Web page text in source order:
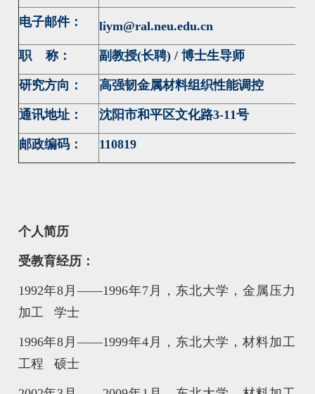
电子邮件： liym@ral.neu.edu.cn
职 称： 副教授(长聘) / 博士生导师
研究方向： 高强韧金属材料组织性能调控
通讯地址： 沈阳市和平区文化路3-11号
邮政编码： 110819
个人简历
受教育经历：
1992年8月——1996年7月，东北大学，金属压力
加工 学士
1996年8月——1999年4月，东北大学，材料加工
工程 硕士